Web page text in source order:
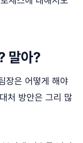
말아?
장은 어떻게 해야
처 방안은 그리 많